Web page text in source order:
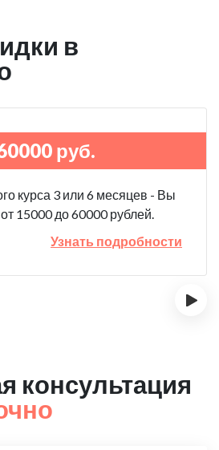
в
руб.
курса 3 или 6 месяцев - Вы
15000 до 60000 рублей.
Узнать подробности
›
консультация